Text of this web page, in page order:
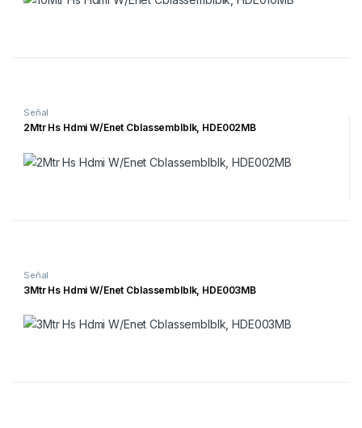
Señal
2Mtr Hs Hdmi W/Enet Cblassemblblk, HDE002MB
Señal
3Mtr Hs Hdmi W/Enet Cblassemblblk, HDE003MB